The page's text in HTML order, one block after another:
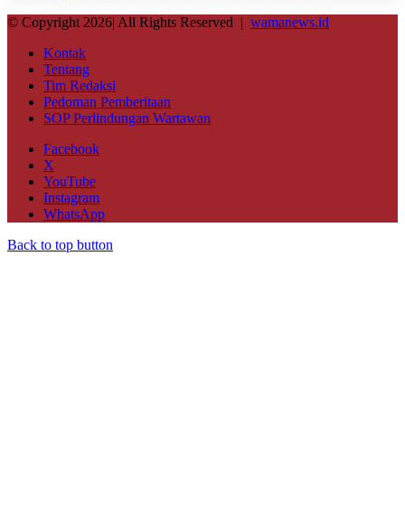
© Copyright 2026| All Rights Reserved | wamanews.id
Kontak
Tentang
Tim Redaksi
Pedoman Pemberitaan
SOP Perlindungan Wartawan
Facebook
X
YouTube
Instagram
WhatsApp
Back to top button